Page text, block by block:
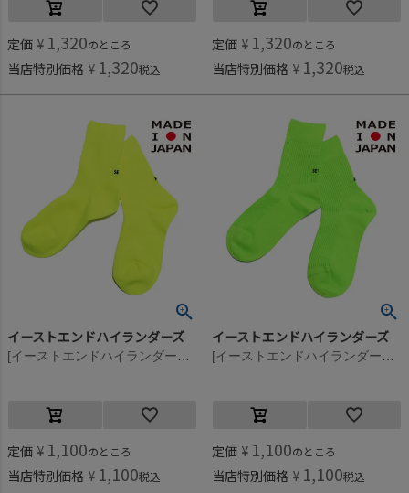
定価 ¥ 1,320のところ
当店特別価格 ¥ 1,320税込
定価 ¥ 1,320のところ
当店特別価格 ¥ 1,320税込
イーストエンドハイランダーズ
定価 ¥ 1,100のところ
当店特別価格 ¥ 1,100税込
イーストエンドハイランダーズ
定価 ¥ 1,100のところ
当店特別価格 ¥ 1,100税込